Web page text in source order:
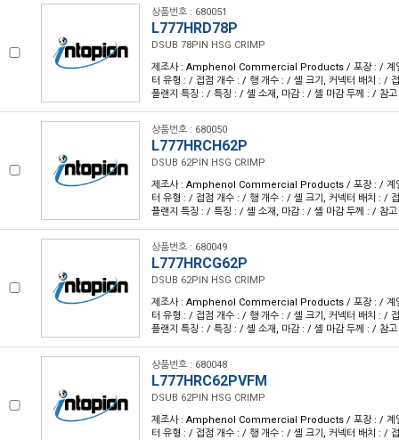
상품번호 : 680051
L777HRD78P
DSUB 78PIN HSG CRIMP
제조사 : Amphenol Commercial Products / 포장 : / 계
터 유형 : / 접점 개수 : / 행 개수 : / 셸 크기, 커넥터 배치 : /
플랜지 특징 : / 특징 : / 셸 소재, 마감 : / 셸 마감 두께 : / 참
상품번호 : 680050
L777HRCH62P
DSUB 62PIN HSG CRIMP
제조사 : Amphenol Commercial Products / 포장 : / 계
터 유형 : / 접점 개수 : / 행 개수 : / 셸 크기, 커넥터 배치 : /
플랜지 특징 : / 특징 : / 셸 소재, 마감 : / 셸 마감 두께 : / 참
상품번호 : 680049
L777HRCG62P
DSUB 62PIN HSG CRIMP
제조사 : Amphenol Commercial Products / 포장 : / 계
터 유형 : / 접점 개수 : / 행 개수 : / 셸 크기, 커넥터 배치 : /
플랜지 특징 : / 특징 : / 셸 소재, 마감 : / 셸 마감 두께 : / 참
상품번호 : 680048
L777HRC62PVFM
DSUB 62PIN HSG CRIMP
제조사 : Amphenol Commercial Products / 포장 : / 계
터 유형 : / 접점 개수 : / 행 개수 : / 셸 크기, 커넥터 배치 : /